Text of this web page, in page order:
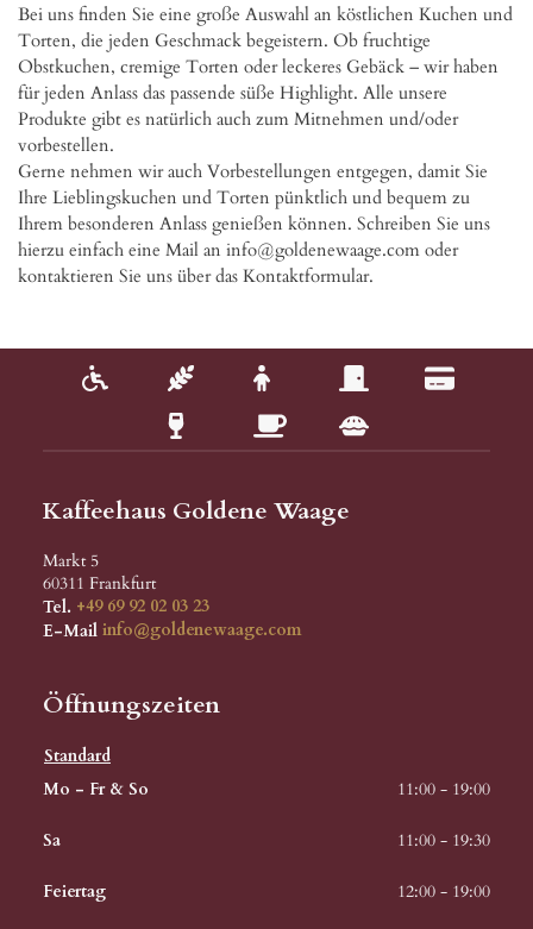
Bei uns finden Sie eine große Auswahl an köstlichen Kuchen und
Torten, die jeden Geschmack begeistern. Ob fruchtige
Obstkuchen, cremige Torten oder leckeres Gebäck – wir haben
für jeden Anlass das passende süße Highlight. Alle unsere
Produkte gibt es natürlich auch zum Mitnehmen und/oder
vorbestellen.
Gerne nehmen wir auch Vorbestellungen entgegen, damit Sie
Ihre Lieblingskuchen und Torten pünktlich und bequem zu
Ihrem besonderen Anlass genießen können. Schreiben Sie uns
hierzu einfach eine Mail an info@goldenewaage.com oder
kontaktieren Sie uns über das Kontaktformular.
Kaffeehaus Goldene Waage
Markt 5
60311 Frankfurt
Tel. +49 69 92 02 03 23
E-Mail info@goldenewaage.com
Öffnungszeiten
Standard
Mo - Fr & So
11:00 - 19:00
Sa 11:00 - 19:30
Feiertag 12:00 - 19:00